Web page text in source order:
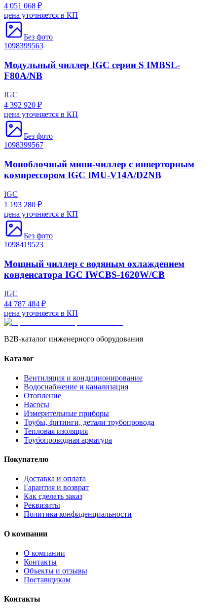
4 051 068 ₽
цена уточняется в КП
Без фото
1098399563
Модульный чиллер IGC серии S IMBSL-
F80A/NB
IGC
4 392 920 ₽
цена уточняется в КП
Без фото
1098399567
Моноблочный мини-чиллер с инверторным
компрессором IGC IMU-V14A/D2NB
IGC
1 193 280 ₽
цена уточняется в КП
Без фото
1098419523
Мощный чиллер с водяным охлаждением
конденсатора IGC IWCBS-1620W/CB
IGC
44 787 484 ₽
цена уточняется в КП
B2B-каталог инженерного оборудования
Каталог
Вентиляция и кондиционирование
Водоснабжение и канализация
Отопление
Насосы
Измерительные приборы
Трубы, фитинги, детали трубопровода
Тепловая изоляция
Трубопроводная арматура
Покупателю
Доставка и оплата
Гарантия и возврат
Как сделать заказ
Реквизиты
Политика конфиденциальности
О компании
О компании
Контакты
Объекты и отзывы
Поставщикам
Контакты